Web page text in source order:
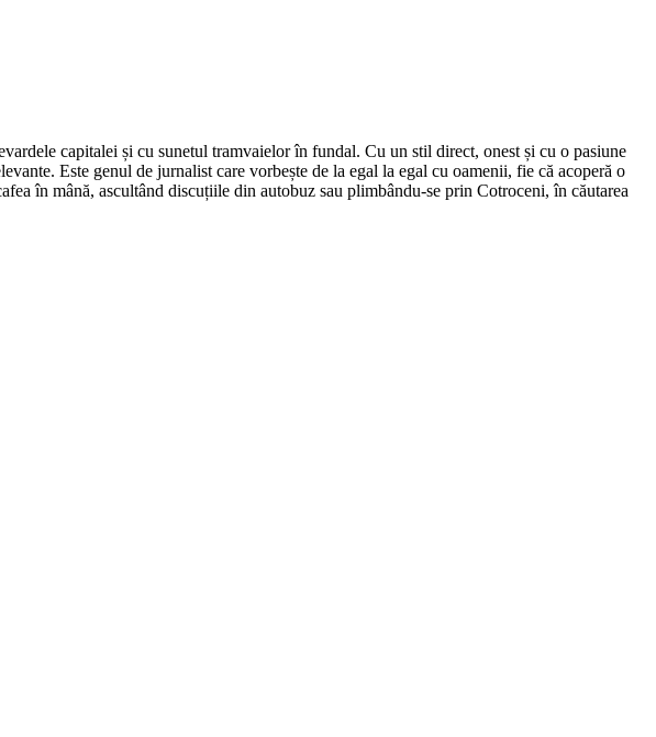
capitalei și cu sunetul tramvaielor în fundal. Cu un stil direct, onest și cu o pasiune
Este genul de jurnalist care vorbește de la egal la egal cu oamenii, fie că acoperă o
în mână, ascultând discuțiile din autobuz sau plimbându-se prin Cotroceni, în căutarea